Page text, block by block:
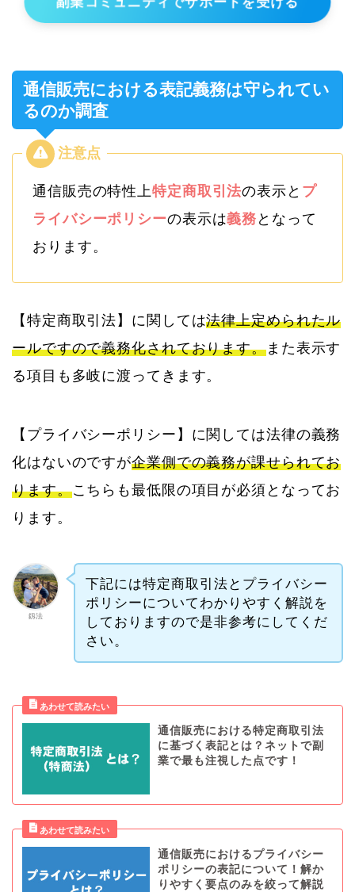
通信販売における表記義務は守られてい
るのか調査
通信販売の特性上特定商取引法の表示と プ
ライバシーポリシーの表示は義務 となって
おります。
【特定商取引法】に関しては法律上定められたル
ールですので義務化されております。また表示す
る項目も多岐に渡ってきます。
【プライバシーポリシー】に関しては法律の義務
化はないのですが企業側での義務が課せられてお
ります。こちらも最低限の項目が必須となってお
ります。
釼法
下記には特定商取引法とプライバシー
ポリシーについてわかりやすく解説を
しておりますので是非参考にしてくだ
さい。
通信販売における特定商取引法
に基づく表記とは？ネットで副
業で最も注視した点です！
通信販売におけるプライバシー
ポリシーの表記について！解か
りやすく要点のみを絞って解説